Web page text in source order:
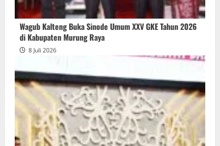
Wagub Kalteng Buka Sinode Umum XXV GKE Tahun 2026
di Kabupaten Murung Raya
8 Juli 2026